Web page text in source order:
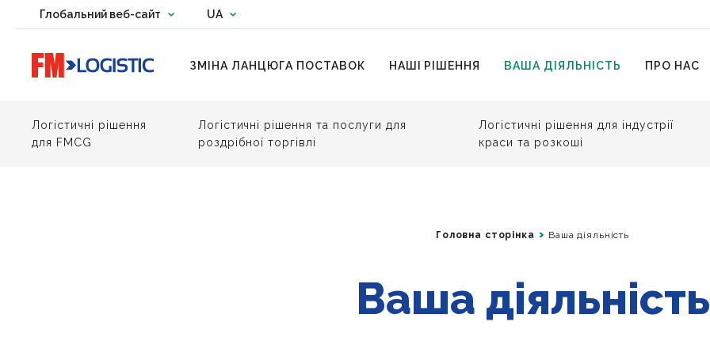
Глобальний веб-сайт Change country website
UA
Change language
Go to home page
ЗМІНА ЛАНЦЮГА ПОСТАВОК НАШІ РІШЕННЯ ВАША ДІЯЛЬНІСТЬ ПРО НАС
Логістичні рішення
для FMCG
Логістичні рішення та послуги для
роздрібної торгівлі
Логістичні рішення для індустрії
краси та розкоші
Головна сторінка Ваша діяльність
Ваша діяльність